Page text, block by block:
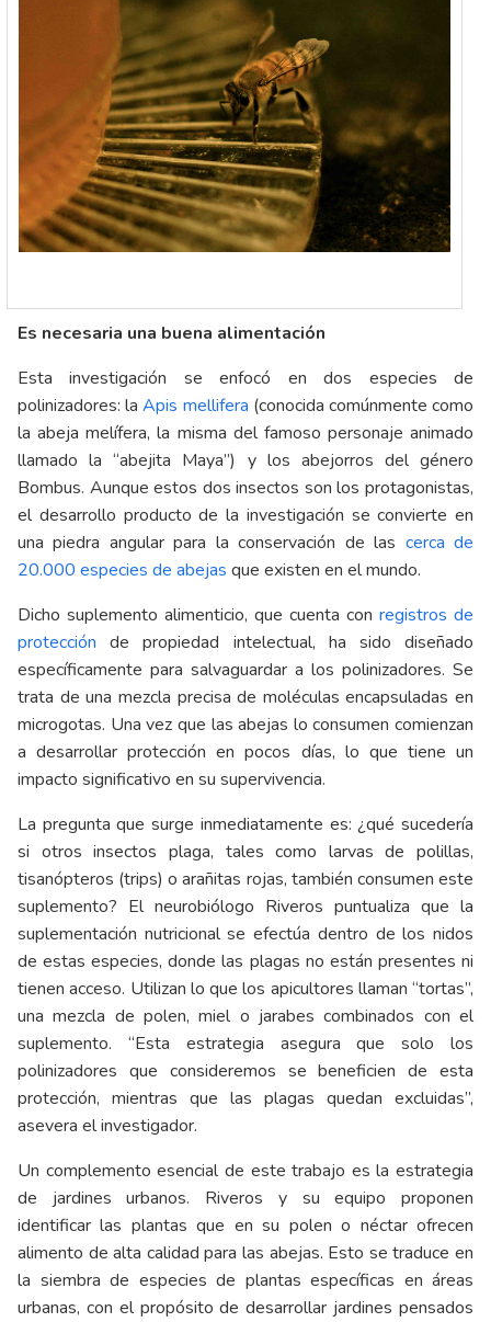
Es necesaria una buena alimentación
Esta investigación se enfocó en dos especies de
polinizadores: laApis mellifera (conocida comúnmente como
la abeja melífera, la misma del famoso personaje animado
llamado la “abejita Maya”) y los abejorros del género
Bombus. Aunque estos dos insectos son los protagonistas,
el desarrollo producto de la investigación se convierte en
una piedra angular para la conservación de las cerca de
20.000 especies de abejas que existen en el mundo.
Dicho suplemento alimenticio, que cuenta con registros de
protección de propiedad intelectual, ha sido diseñado
específicamente para salvaguardar a los polinizadores. Se
trata de una mezcla precisa de moléculas encapsuladas en
microgotas. Una vez que las abejas lo consumen comienzan
a desarrollar protección en pocos días, lo que tiene un
impacto significativo en su supervivencia.
La pregunta que surge inmediatamente es: ¿qué sucedería
si otros insectos plaga, tales como larvas de polillas,
tisanópteros (trips) o arañitas rojas, también consumen este
suplemento? El neurobiólogo Riveros puntualiza que la
suplementación nutricional se efectúa dentro de los nidos
de estas especies, donde las plagas no están presentes ni
tienen acceso. Utilizan lo que los apicultores llaman “tortas”,
una mezcla de polen, miel o jarabes combinados con el
suplemento. “Esta estrategia asegura que solo los
polinizadores que consideremos se beneficien de esta
protección, mientras que las plagas quedan excluidas”,
asevera el investigador.
Un complemento esencial de este trabajo es la estrategia
de jardines urbanos. Riveros y su equipo proponen
identificar las plantas que en su polen o néctar ofrecen
alimento de alta calidad para las abejas. Esto se traduce en
la siembra de especies de plantas específicas en áreas
urbanas, con el propósito de desarrollar jardines pensados